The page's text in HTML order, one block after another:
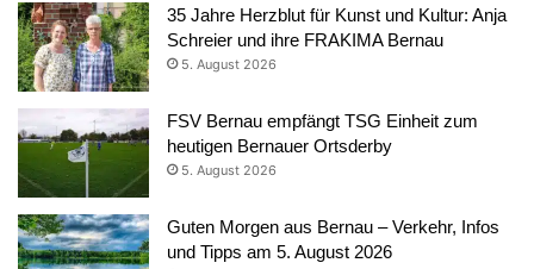
35 Jahre Herzblut für Kunst und Kultur: Anja
Schreier und ihre FRAKIMA Bernau
5. August 2026
FSV Bernau empfängt TSG Einheit zum
heutigen Bernauer Ortsderby
5. August 2026
Guten Morgen aus Bernau – Verkehr, Infos
und Tipps am 5. August 2026